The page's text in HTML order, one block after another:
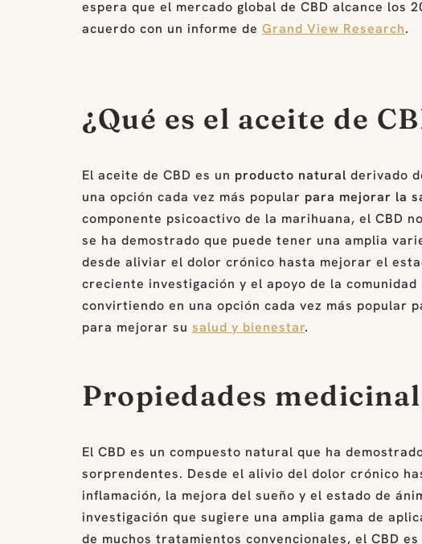
espera que el mercado global de CBD alcance los
acuerdo con un informe de Grand View Research.
¿Qué es el aceite de
El aceite de CBD es un producto natural derivado
una opción cada vez más popular para mejorar la
componente psicoactivo de la marihuana, el CBD
se ha demostrado que puede tener una amplia
desde aliviar el dolor crónico hasta mejorar el
creciente investigación y el apoyo de la
convirtiendo en una opción cada vez más popular
para mejorar su salud y bienestar.
Propiedades
El CBD es un compuesto natural que ha
sorprendentes. Desde el alivio del dolor crónico
inflamación, la mejora del sueño y el estado de
investigación que sugiere una amplia gama de
de muchos tratamientos convencionales, el CBD